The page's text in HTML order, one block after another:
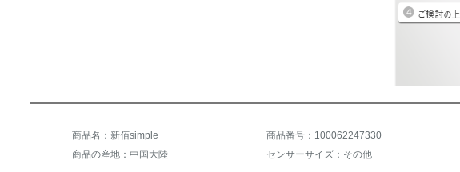
商品名：新佰simple 商品番号：100062247330
商品の産地：中国大陸
センサーサイズ：その他